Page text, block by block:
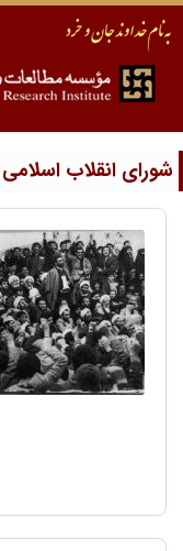
انقلاب اسلامی